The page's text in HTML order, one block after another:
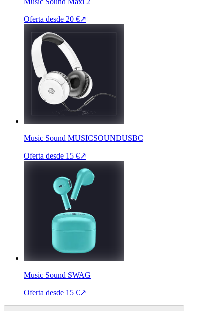
Oferta desde 20 €↗
Music Sound MUSICSOUNDUSBC
Oferta desde 15 €↗
Music Sound SWAG
Oferta desde 15 €↗